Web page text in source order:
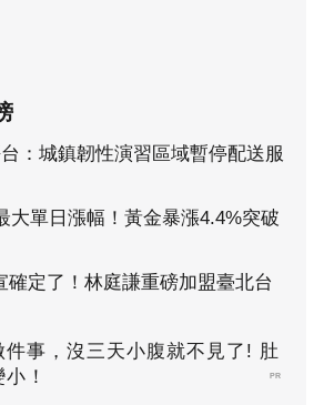
：城鎮韌性演習區域暫停配送服
大單日漲幅！黃金暴漲4.4%突破
確定了！林庭謙重磅加盟臺北台
件事，沒三天小腹就不見了! 肚
！
PR